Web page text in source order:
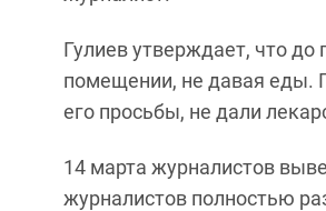
Гулиев утверждает, что
помещении, не давая еды.
его просьбы, не дали
14 марта журналистов
журналистов полностью